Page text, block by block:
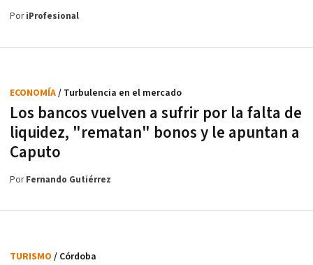
PoriProfesional
Los bancos vuelven a sufrir por la falta de
liquidez, "rematan" bonos y le apuntan a
Caputo
ECONOMÍA/ Turbulencia en el mercado
PorFernando Gutiérrez
TURISMO / Córdoba